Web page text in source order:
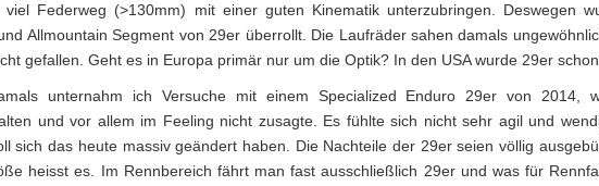
viel Federweg (>130mm) mit einer guten Kinematik unterzubringen. Deswegen
Allmountain Segment von 29er überrollt. Die Laufräder sahen damals
gefallen. Geht es in Europa primär nur um die Optik? In den USA wurde 29er
unternahm ich Versuche mit einem Specialized Enduro 29er von 2014,
und vor allem im Feeling nicht zusagte. Es fühlte sich nicht sehr agil und
sich das heute massiv geändert haben. Die Nachteile der 29er seien völlig
heisst es. Im Rennbereich fährt man fast ausschließlich 29er und was für